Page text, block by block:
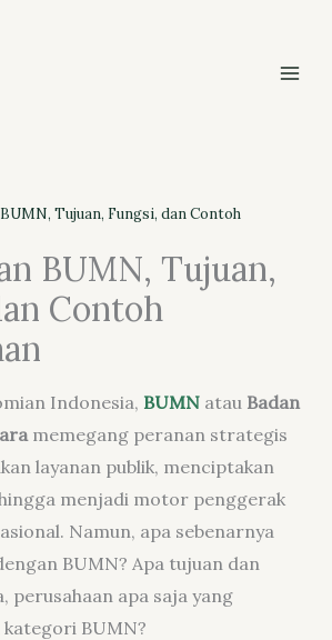
Tujuan, Fungsi, dan Contoh
BUMN, Tujuan,
Contoh
Indonesia, BUMNatau Badan
memegang peranan strategis
layanan publik, menciptakan
menjadi motor penggerak
Namun, apa sebenarnya
BUMN? Apa tujuan dan
perusahaan apa saja yang
BUMN?